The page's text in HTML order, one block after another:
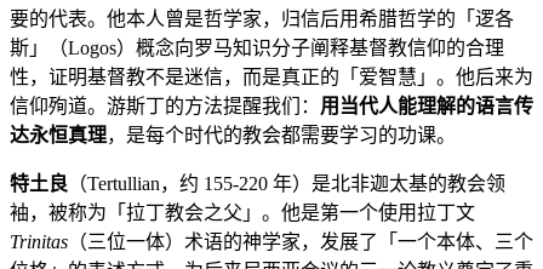
要的代表。他本人曾是哲学家，归信后用希腊哲学的「逻各
斯」（Logos）概念向罗马知识分子阐释基督教信仰的合理
性，证明基督教不是迷信，而是真正的「爱智慧」。他后来为
信仰殉道。游斯丁的方法提醒我们： 用当代人能理解的语言传
达永恒真理，是每个时代的教会都需要学习的功课。
特土良 （Tertullian，约 155-220 年）是北非迦太基的教会领
袖，被称为「拉丁教会之父」。他是第一个使用拉丁文
Trinitas （三位一体）术语的神学家，发展了「一个本体、三个